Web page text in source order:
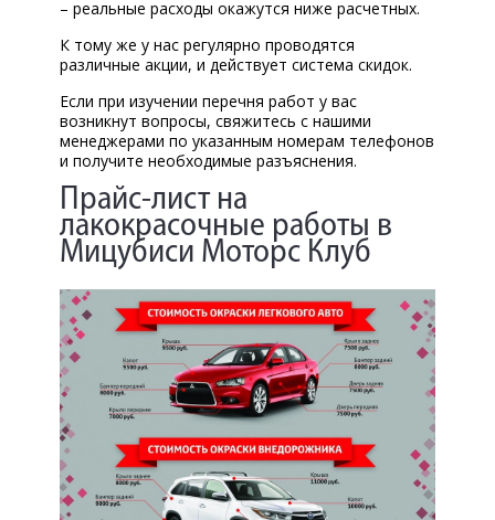
– реальные расходы окажутся ниже расчетных.
К тому же у нас регулярно проводятся
различные акции, и действует система скидок.
Если при изучении перечня работ у вас
возникнут вопросы, свяжитесь с нашими
менеджерами по указанным номерам телефонов
и получите необходимые разъяснения.
Прайс-лист на
лакокрасочные работы в
Мицубиси Моторс Клуб